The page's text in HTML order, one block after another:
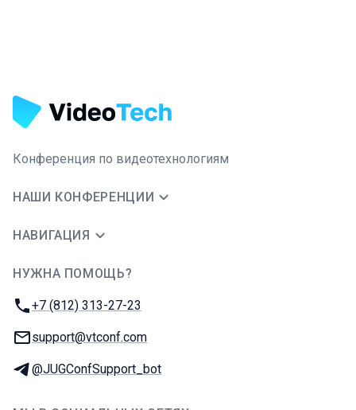
Конференция по видеотехнологиям
НАШИ КОНФЕРЕНЦИИ
НАВИГАЦИЯ
НУЖНА ПОМОЩЬ?
Телефон:
+7 (812) 313-27-23
E-mail:
support@vtconf.com
Телеграм:
@JUGConfSupport_bot